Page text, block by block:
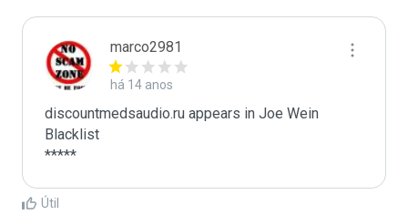
marco2981
há 14 anos
discountmedsaudio.ru appears in Joe Wein
Blacklist
*****
Útil